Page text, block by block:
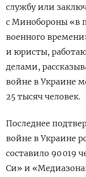
службу или
с Минобороны «в
военного
и юристы,
делами,
войне в Украине
25 тысяч человек.
Последнее
войне в Украине
составило 90 019
Си» и